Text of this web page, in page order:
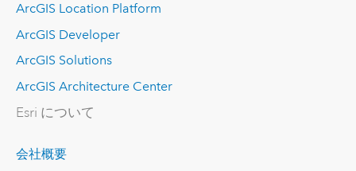
ArcGIS Location Platform
ArcGIS Developer
ArcGIS Solutions
ArcGIS Architecture Center
Esri について
会社概要